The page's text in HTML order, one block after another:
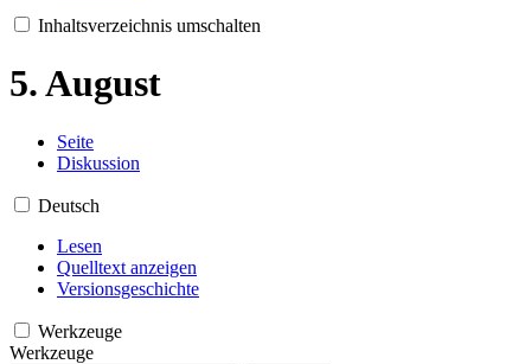
Inhaltsverzeichnis umschalten
5. August
Seite
Diskussion
Deutsch
Lesen
Quelltext anzeigen
Versionsgeschichte
Werkzeuge
Werkzeuge